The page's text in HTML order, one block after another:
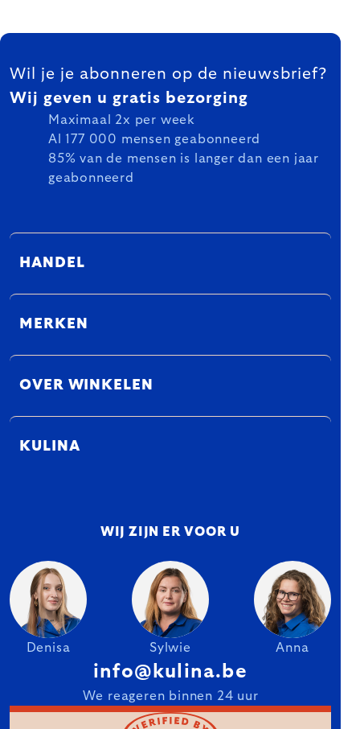
FOOTER
Wil je je abonneren op de nieuwsbrief?
Wij geven u gratis bezorging
Maximaal 2x per week
Al 177 000 mensen geabonneerd
85% van de mensen is langer dan een jaar
geabonneerd
HANDEL
MERKEN
OVER WINKELEN
KULINA
WIJ ZIJN ER VOOR U
Denisa Sylwie Anna
info@kulina.be
We reageren binnen 24 uur